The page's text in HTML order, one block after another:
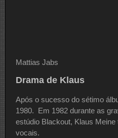
Mattias Jabs
Drama de Klaus
Após o sucesso do sétimo
1980. Em 1982 durante as
estúdio Blackout, Klaus
vocais.